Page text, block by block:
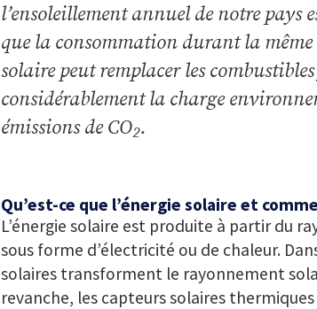
l’ensoleillement annuel de notre pays
que la consommation durant la même
solaire peut remplacer les
considérablement la charge
émissions de CO2.
Qu’est-ce que l’énergie solaire et
L’énergie solaire est produite à partir du
sous forme d’électricité ou de chaleur.
solaires transforment le rayonnement
revanche, les capteurs solaires